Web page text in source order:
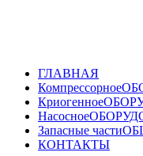
ГЛАВНАЯ
Компрессорное
Криогенное
Насосное
Запасные части
КОНТАКТЫ